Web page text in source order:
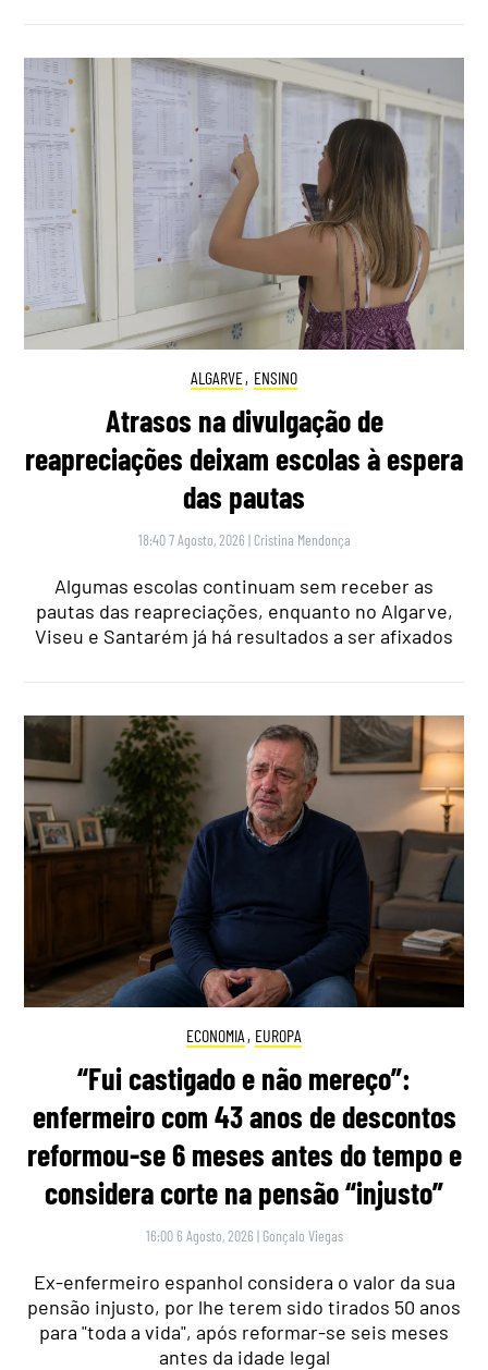
ALGARVE, ENSINO
Atrasos na divulgação de
reapreciações deixam escolas à espera
das pautas
18:40 7 Agosto, 2026 | Cristina Mendonça
Algumas escolas continuam sem receber as
pautas das reapreciações, enquanto no Algarve,
Viseu e Santarém já há resultados a ser afixados
ECONOMIA , EUROPA
“Fui castigado e não mereço”:
enfermeiro com 43 anos de descontos
reformou-se 6 meses antes do tempo e
considera corte na pensão “injusto”
16:00 6 Agosto, 2026 | Gonçalo Viegas
Ex-enfermeiro espanhol considera o valor da sua
pensão injusto, por lhe terem sido tirados 50 anos
para "toda a vida", após reformar-se seis meses
antes da idade legal